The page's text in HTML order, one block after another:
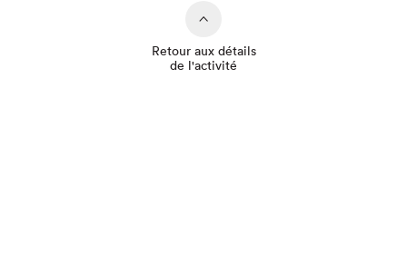
Retour aux détails
de l'activité